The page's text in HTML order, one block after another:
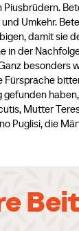
Piusbrüdern.
und Umkehr.
damit sie
in der
besonders
Fürsprache
gefunden
Mutter
Puglisi, die